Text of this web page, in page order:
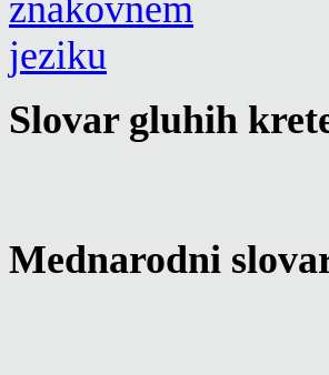
Slovar gluhih
Mednarodni